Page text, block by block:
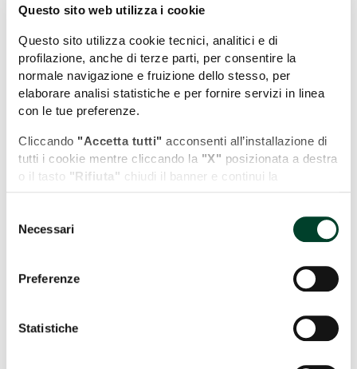
Questo sito web utilizza i cookie
Questo sito utilizza cookie tecnici, analitici e di
profilazione, anche di terze parti, per consentire la
normale navigazione e fruizione dello stesso, per
elaborare analisi statistiche e per fornire servizi in linea
con le tue preferenze.
Cliccando "Accetta tutti" acconsenti all’installazione di
tutti i cookie mentre cliccando la "X" posizionata a destra
o il tasto "Rifiuta" chiudi il banner e continui la
Puoi modificare in ogni momento le tue preferenze
cliccando l'apposita icona posizionata in basso a sinistra;
Policy cliccando sull'apposito link presente nel footer del
delNecessari
Preferenze
Statistiche
| Map data (c)OpenStreetMap contributors
COSA VEDERE